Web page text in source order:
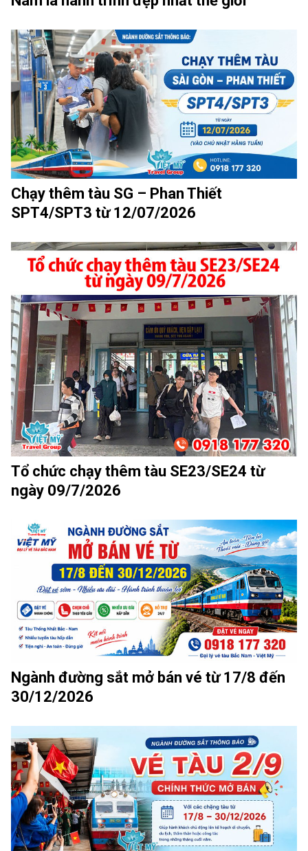
Chạy thêm tàu SG – Phan Thiết
SPT4/SPT3 từ 12/07/2026
Tổ chức chạy thêm tàu SE23/SE24 từ
ngày 09/7/2026
Ngành đường sắt mở bán vé từ 17/8 đến
30/12/2026